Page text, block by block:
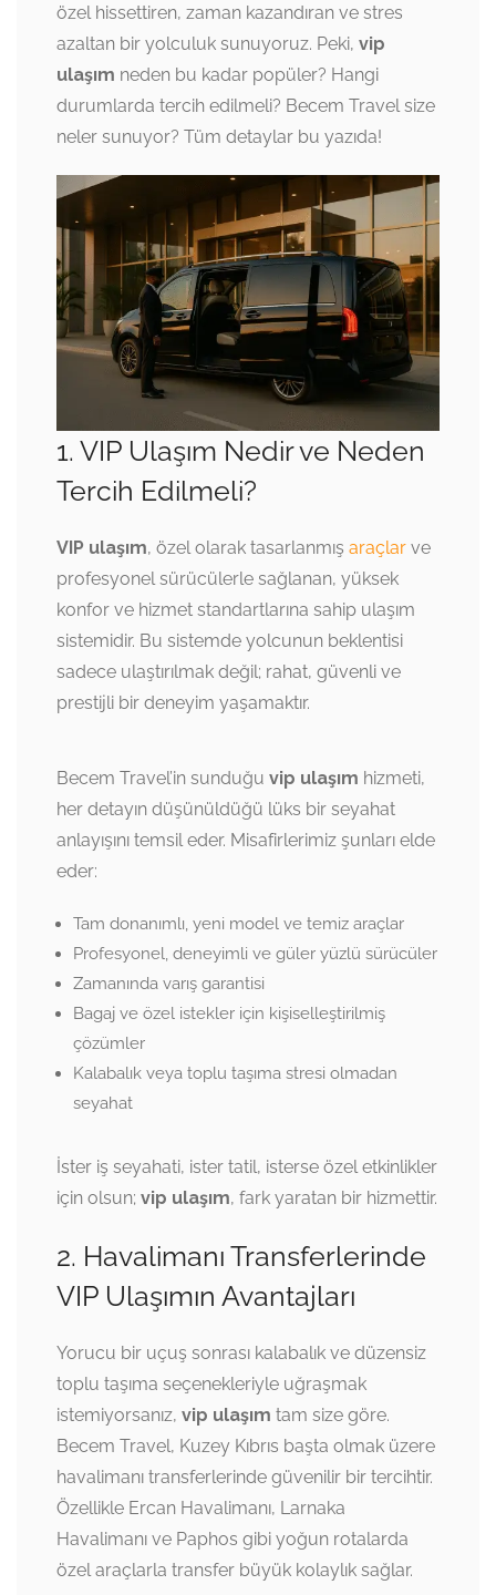
özel hissettiren, zaman kazandıran ve stres
azaltan bir yolculuk sunuyoruz. Peki, vip
ulaşım neden bu kadar popüler? Hangi
durumlarda tercih edilmeli? Becem Travel size
neler sunuyor? Tüm detaylar bu yazıda!
1. VIP Ulaşım Nedir ve Neden
Tercih Edilmeli?
VIP ulaşım, özel olarak tasarlanmış araçlar ve
profesyonel sürücülerle sağlanan, yüksek
konfor ve hizmet standartlarına sahip ulaşım
sistemidir. Bu sistemde yolcunun beklentisi
sadece ulaştırılmak değil; rahat, güvenli ve
prestijli bir deneyim yaşamaktır.
Becem Travel’in sunduğu vip ulaşım hizmeti,
her detayın düşünüldüğü lüks bir seyahat
anlayışını temsil eder. Misafirlerimiz şunları elde
eder:
Tam donanımlı, yeni model ve temiz araçlar
Profesyonel, deneyimli ve güler yüzlü sürücüler
Zamanında varış garantisi
Bagaj ve özel istekler için kişiselleştirilmiş
çözümler
Kalabalık veya toplu taşıma stresi olmadan
seyahat
İster iş seyahati, ister tatil, isterse özel etkinlikler
için olsun; vip ulaşım, fark yaratan bir hizmettir.
2. Havalimanı Transferlerinde
VIP Ulaşımın Avantajları
Yorucu bir uçuş sonrası kalabalık ve düzensiz
toplu taşıma seçenekleriyle uğraşmak
istemiyorsanız, vip ulaşım tam size göre.
Becem Travel, Kuzey Kıbrıs başta olmak üzere
havalimanı transferlerinde güvenilir bir tercihtir.
Özellikle Ercan Havalimanı, Larnaka
Havalimanı ve Paphos gibi yoğun rotalarda
özel araçlarla transfer büyük kolaylık sağlar.